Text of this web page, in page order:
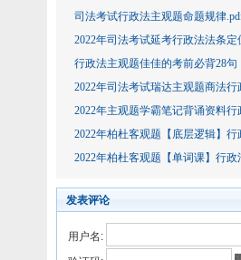
司法考试行政法主观题命题规律
2022年司法考试延考行政法法条
行政法主观题佳佳的考前必背28句
2022年司法考试瑞达主观题商法
2022年主观题学霸笔记背诵资料行
2022年柏杜客观题【底层逻辑】
2022年柏杜客观题【单词课】行政
发表评论
用户名: